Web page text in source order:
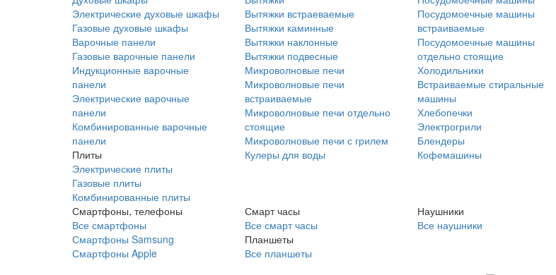
Электрические духовые шкафы
Газовые духовые шкафы
Варочные панели
Газовые варочные панели
Индукционные варочные
панели
Электрические варочные
панели
Комбинированные варочные
панели
Плиты
Электрические плиты
Газовые плиты
Комбинированные плиты
Вытяжки встраеваемые
Вытяжки каминные
Вытяжки наклонные
Вытяжки подвесные
Микроволновые печи
Микроволновые печи
встраиваемые
Микроволновые печи отдельно
стоящие
Микроволновые печи с грилем
Кулеры для воды
Посудомоечные машины
встраиваемые
Посудомоечные машины
отдельно стоящие
Холодильники
Встраиваемые стиральные
машины
Хлебопечки
Электрогрили
Блендеры
Кофемашины
Смартфоны, телефоны
Все смартфоны
Смартфоны Samsung
Смартфоны Apple
Смарт часы
Все смарт часы
Планшеты
Все планшеты
Наушники
Все наушники